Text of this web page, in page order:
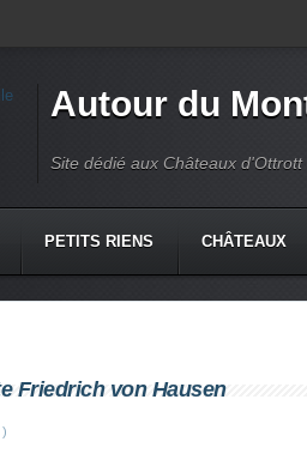
Autour du
Site dédié aux Châteaux
PETITS RIENS CHÂTEAUX
Friedrich von Hausen
)